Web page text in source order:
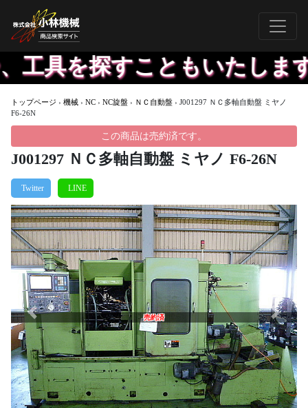
探すこともいたします
トップページ › 機械 › NC › NC旋盤 › ＮＣ自動盤 › J001297 ＮＣ多軸自動盤 ミヤノ
F6-26N
この商品は売約済です。
J001297 ＮＣ多軸自動盤 ミヤノ F6-26N
売約済
Previous Next